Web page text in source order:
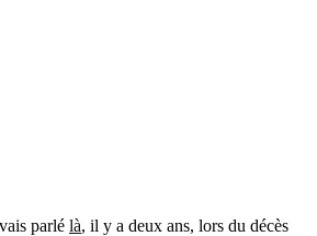
par­lé là, il y a deux ans, lors du décès